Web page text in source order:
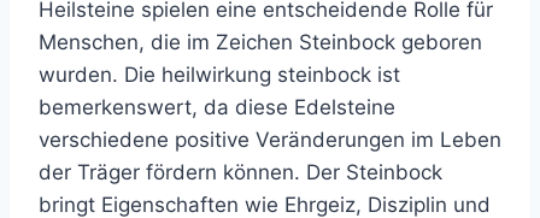
Heilsteine spielen eine entscheidende Rolle für
Menschen, die im Zeichen Steinbock geboren
wurden. Die heilwirkung steinbock ist
bemerkenswert, da diese Edelsteine
verschiedene positive Veränderungen im Leben
der Träger fördern können. Der Steinbock
bringt Eigenschaften wie Ehrgeiz, Disziplin und